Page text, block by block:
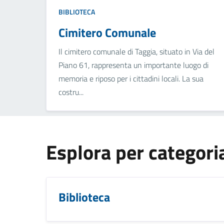
BIBLIOTECA
Cimitero Comunale
Il cimitero comunale di Taggia, situato in Via del
Piano 61, rappresenta un importante luogo di
memoria e riposo per i cittadini locali. La sua
costru...
Esplora per
Biblioteca